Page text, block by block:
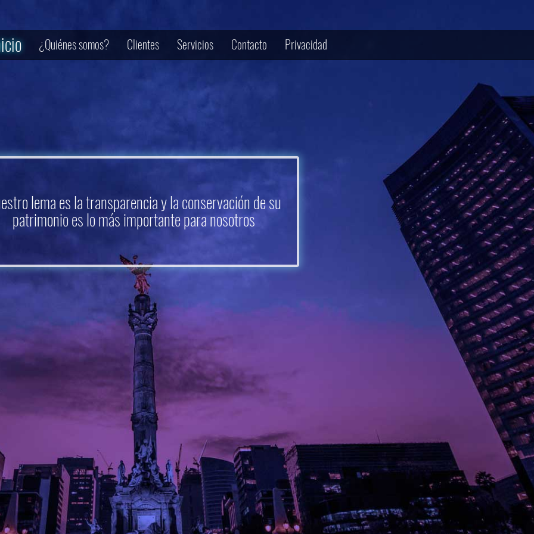
¿Quiénes somos? Clientes Servicios Contacto Privacidad
lema es la transparencia y la conservación de su
patrimonio es lo más importante para nosotros